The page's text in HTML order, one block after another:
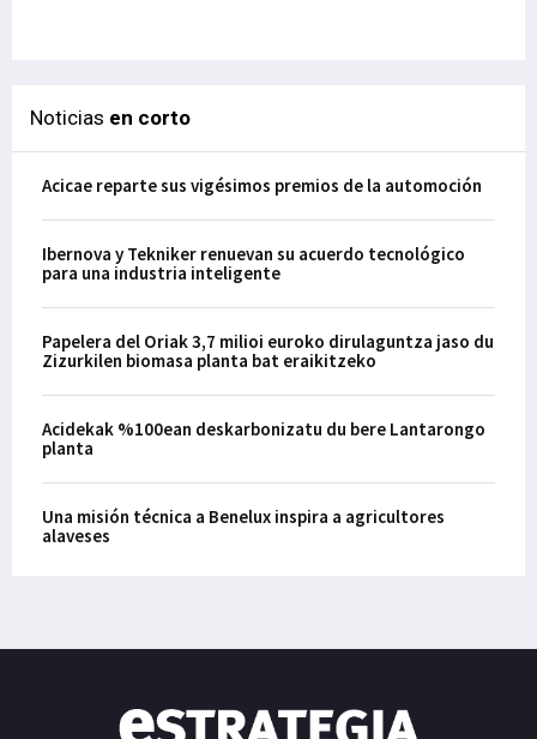
Noticias en corto
Acicae reparte sus vigésimos premios de la automoción
Ibernova y Tekniker renuevan su acuerdo tecnológico
para una industria inteligente
Papelera del Oriak 3,7 milioi euroko dirulaguntza jaso du
Zizurkilen biomasa planta bat eraikitzeko
Acidekak %100ean deskarbonizatu du bere Lantarongo
planta
Una misión técnica a Benelux inspira a agricultores
alaveses